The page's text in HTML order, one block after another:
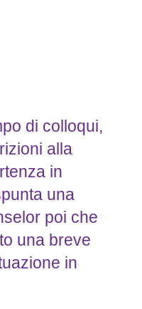
di colloqui,
alla
in
una
poi che
una breve
in